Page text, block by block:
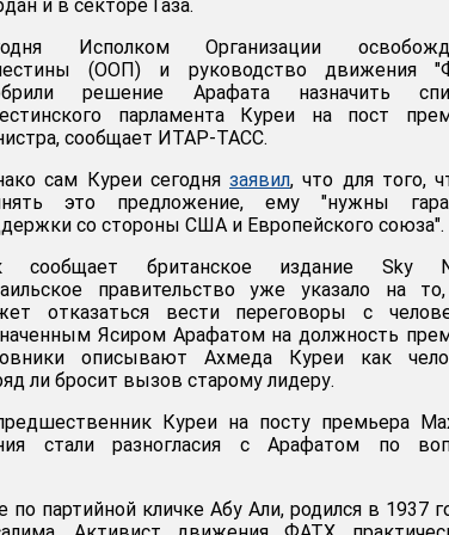
и в секторе Газа.
Исполком Организации
(ООП) и руководство движения
решение Арафата назначить
парламента Куреи на пост
сообщает ИТАР-ТАСС.
сам Куреи сегодня заявил, что для того,
это предложение, ему "нужны
со стороны США и Европейского союза".
сообщает британское издание Sky
правительство уже указало на
отказаться вести переговоры с
Ясиром Арафатом на должность
описывают Ахмеда Куреи как
ли бросит вызов старому лидеру.
Куреи на посту премьера
стали разногласия с Арафатом по
партийной кличке Абу Али, родился в 1937